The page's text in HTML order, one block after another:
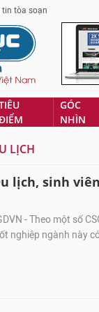
tin tòa soạn
GÓC
NHÌN
LỊCH
lịch, sinh
- Theo một số
nghiệp ngành này